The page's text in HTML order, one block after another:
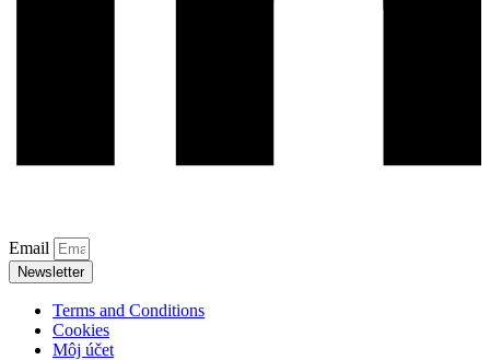
Email
Newsletter
Terms and Conditions
Cookies
Môj účet